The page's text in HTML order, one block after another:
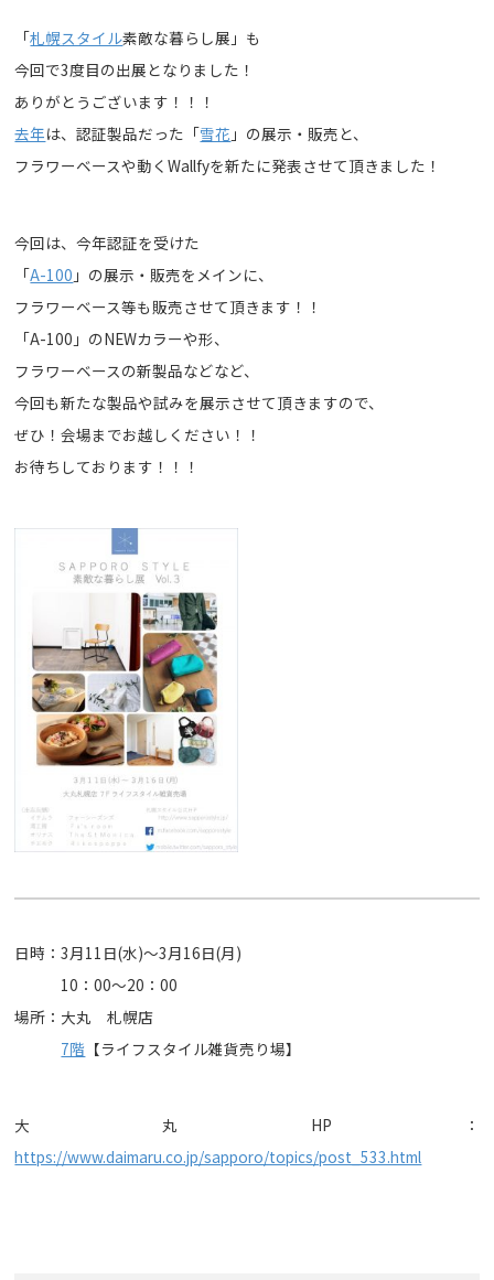
「札幌スタイル素敵な暮らし展」も
今回で3度目の出展となりました！
ありがとうございます！！！
去年は、認証製品だった「雪花 」の展示・販売と、
フラワーベースや動くWallfyを新たに発表させて頂きました！
今回は、今年認証を受けた
「A-100 」の展示・販売をメインに、
フラワーベース等も販売させて頂きます！！
「A-100」のNEWカラーや形、
フラワーベースの新製品などなど、
今回も新たな製品や試みを展示させて頂きますので、
ぜひ！会場までお越しください！！
お待ちしております！！！
日時：3月11日(水)～3月16日(月)
10：00～20：00
場所：大丸 札幌店
7階 【ライフスタイル雑貨売り場】
大丸HP：
https://www.daimaru.co.jp/sapporo/topics/post_533.html